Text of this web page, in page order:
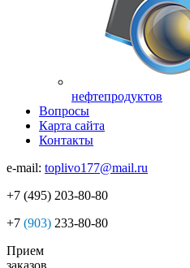
нефтепродуктов
Вопросы
Карта сайта
Контакты
e-mail: toplivo177@mail.ru
+7 (495) 203-80-80
+7 (903) 233-80-80
Прием
заказов